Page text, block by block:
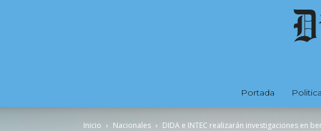
Portada Politica
Inicio Nacionales DIDA e INTEC realizarán investigaciones en